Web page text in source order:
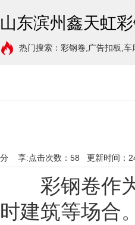
山东滨州鑫天虹
热门搜索：彩钢卷,广告扣板,
点击次数： 58 更新时间：
分 享:
彩钢卷作为
时建筑等场合